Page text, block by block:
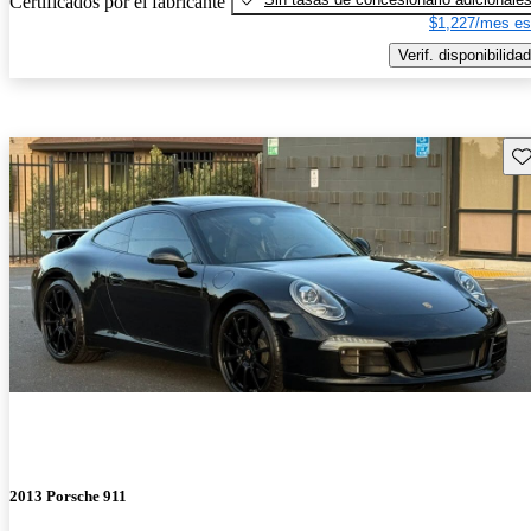
$1,227/mes
Verif. disponibilidad
2013 Porsche 911